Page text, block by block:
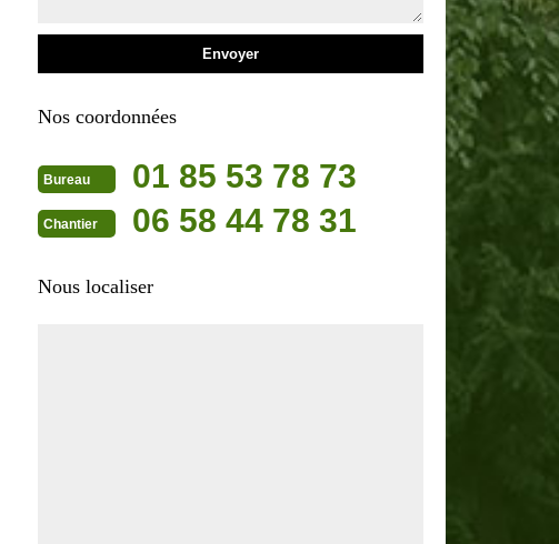
Nos coordonnées
Bureau 01 85 53 78 73
Chantier 06 58 44 78 31
Nous localiser